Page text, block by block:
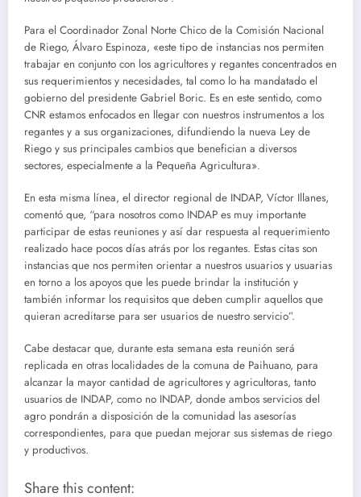
Para el Coordinador Zonal Norte Chico de la Comisión Nacional
de Riego, Álvaro Espinoza, «este tipo de instancias nos permiten
trabajar en conjunto con los agricultores y regantes concentrados en
sus requerimientos y necesidades, tal como lo ha mandatado el
gobierno del presidente Gabriel Boric. Es en este sentido, como
CNR estamos enfocados en llegar con nuestros instrumentos a los
regantes y a sus organizaciones, difundiendo la nueva Ley de
Riego y sus principales cambios que benefician a diversos
sectores, especialmente a la Pequeña Agricultura».
En esta misma línea, el director regional de INDAP, Víctor Illanes,
comentó que, “para nosotros como INDAP es muy importante
participar de estas reuniones y así dar respuesta al requerimiento
realizado hace pocos días atrás por los regantes. Estas citas son
instancias que nos permiten orientar a nuestros usuarios y usuarias
en torno a los apoyos que les puede brindar la institución y
también informar los requisitos que deben cumplir aquellos que
quieran acreditarse para ser usuarios de nuestro servicio”.
Cabe destacar que, durante esta semana esta reunión será
replicada en otras localidades de la comuna de Paihuano, para
alcanzar la mayor cantidad de agricultores y agricultoras, tanto
usuarios de INDAP, como no INDAP, donde ambos servicios del
agro pondrán a disposición de la comunidad las asesorías
correspondientes, para que puedan mejorar sus sistemas de riego
y productivos.
Share this content: